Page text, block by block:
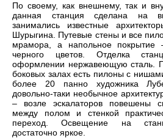
По своему, как внешнему, так и
данная станция сделана на
занимались известные
Шурыгина. Путевые стены и все
мрамора, а напольное покрытие
черного цветов. Отделка
оформлении нержавеющую сталь.
боковых залах есть пилоны с
более 20 панно художника
довольно-таки необычное
– возле эскалаторов повешены
между полом и стенкой
переход. Освещение на
достаточно яркое.